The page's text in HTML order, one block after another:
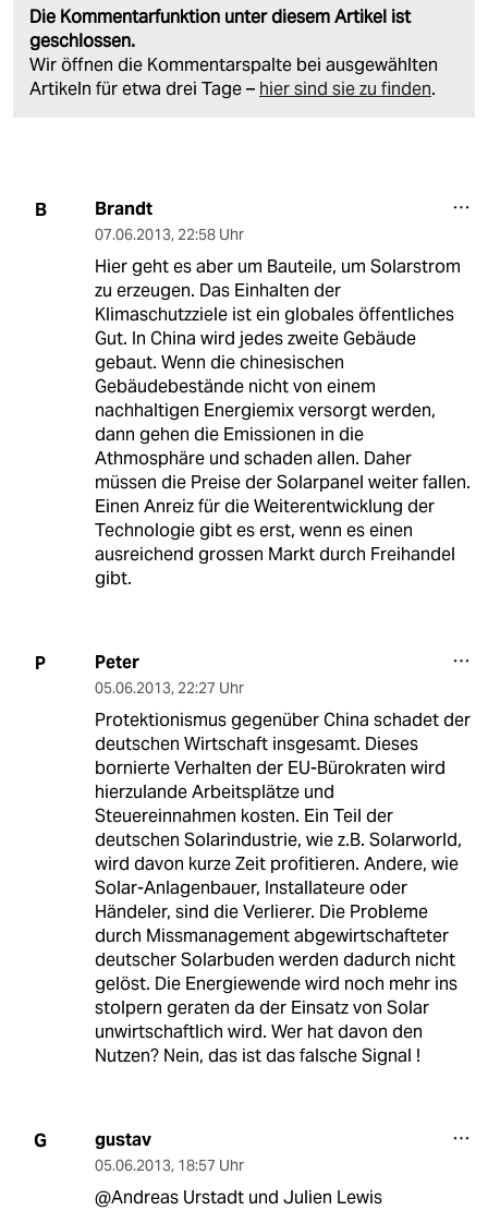
Die Kommentarfunktion unter diesem Artikel ist
geschlossen.
Wir öffnen die Kommentarspalte bei ausgewählten
Artikeln für etwa drei Tage – hier sind sie zu finden.
B Brandt
07.06.2013, 22:58 Uhr
Hier geht es aber um Bauteile, um Solarstrom
zu erzeugen. Das Einhalten der
Klimaschutzziele ist ein globales öffentliches
Gut. In China wird jedes zweite Gebäude
gebaut. Wenn die chinesischen
Gebäudebestände nicht von einem
nachhaltigen Energiemix versorgt werden,
dann gehen die Emissionen in die
Athmosphäre und schaden allen. Daher
müssen die Preise der Solarpanel weiter fallen.
Einen Anreiz für die Weiterentwicklung der
Technologie gibt es erst, wenn es einen
ausreichend grossen Markt durch Freihandel
gibt.
P Peter
05.06.2013, 22:27 Uhr
Protektionismus gegenüber China schadet der
deutschen Wirtschaft insgesamt. Dieses
bornierte Verhalten der EU-Bürokraten wird
hierzulande Arbeitsplätze und
Steuereinnahmen kosten. Ein Teil der
deutschen Solarindustrie, wie z.B. Solarworld,
wird davon kurze Zeit profitieren. Andere, wie
Solar-Anlagenbauer, Installateure oder
Händeler, sind die Verlierer. Die Probleme
durch Missmanagement abgewirtschafteter
deutscher Solarbuden werden dadurch nicht
gelöst. Die Energiewende wird noch mehr ins
stolpern geraten da der Einsatz von Solar
unwirtschaftlich wird. Wer hat davon den
Nutzen? Nein, das ist das falsche Signal !
G gustav
05.06.2013, 18:57 Uhr
@Andreas Urstadt und Julien Lewis